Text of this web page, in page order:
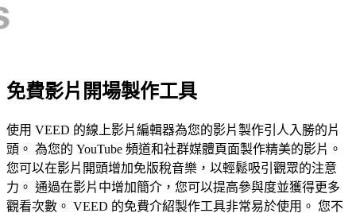
免費影片開場製作工具
使用 VEED 的線上影片編輯器為您的影片製作引人入勝的片
頭。 為您的 YouTube 頻道和社群媒體頁面製作精美的影片。
您可以在影片開頭增加免版稅音樂，以輕鬆吸引觀眾的注意
力。 通過在影片中增加簡介，您可以提高參與度並獲得更多
觀看次數。 VEED 的免費介紹製作工具非常易於使用。 您不